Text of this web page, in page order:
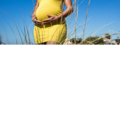
en 2 parties : la première au bord de
l'étang de Vic la Gardiole aux
Aresquiers, et la seconde dans[...]